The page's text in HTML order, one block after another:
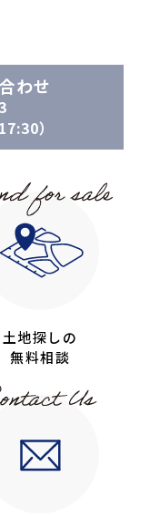
わせ
）
土地探しの
無料相談